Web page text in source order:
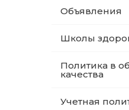
Объявления
Школы
Политика в
качества
Учетная